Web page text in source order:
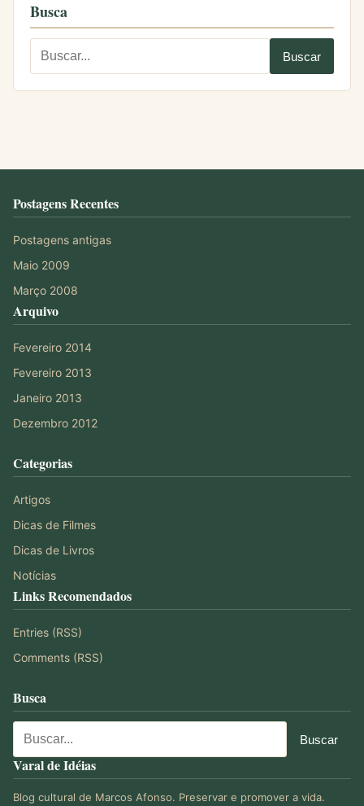
Busca
Postagens Recentes
Postagens antigas
Maio 2009
Março 2008
Arquivo
Fevereiro 2014
Fevereiro 2013
Janeiro 2013
Dezembro 2012
Categorias
Artigos
Dicas de Filmes
Dicas de Livros
Notícias
Links Recomendados
Entries (RSS)
Comments (RSS)
Busca
Varal de Idéias
Blog cultural de Marcos Afonso. Preservar e promover a vida.